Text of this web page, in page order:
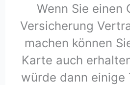
Wenn Sie einen
Versicherung
machen können
Karte auch
würde dann einige